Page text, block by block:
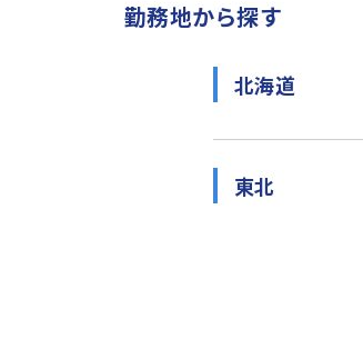
勤務地から探す
北海道
東北